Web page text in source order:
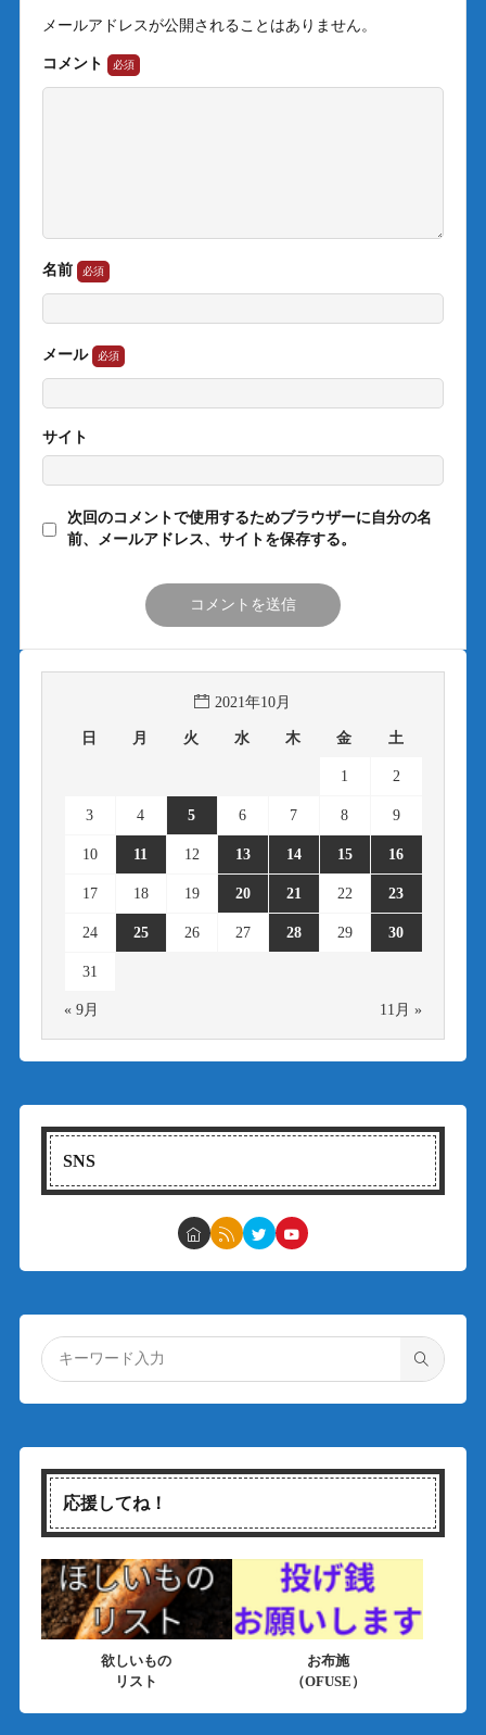
メールアドレスが公開されることはありません。
コメント
名前
メール
サイト
次回のコメントで使用するためブラウザーに自分の名
前、メールアドレス、サイトを保存する。
2021年10月
日 月 火 水 木 金 土
1 2
3 4 5 6 7 8 9
10 11 12 13 14 15 16
17 18 19 20 21 22 23
24 25 26 27 28 29 30
31
« 9月 11月 »
SNS
応援してね！
欲しいもの
リスト
お布施
（OFUSE）